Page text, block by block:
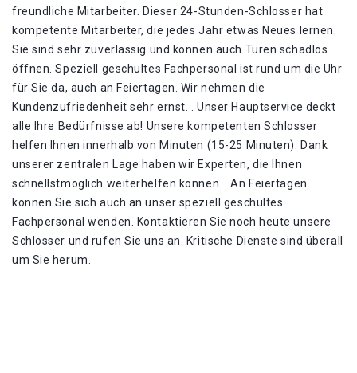
freundliche Mitarbeiter. Dieser 24-Stunden-Schlosser hat
kompetente Mitarbeiter, die jedes Jahr etwas Neues lernen.
Sie sind sehr zuverlässig und können auch Türen schadlos
öffnen. Speziell geschultes Fachpersonal ist rund um die Uhr
für Sie da, auch an Feiertagen. Wir nehmen die
Kundenzufriedenheit sehr ernst. . Unser Hauptservice deckt
alle Ihre Bedürfnisse ab! Unsere kompetenten Schlosser
helfen Ihnen innerhalb von Minuten (15-25 Minuten). Dank
unserer zentralen Lage haben wir Experten, die Ihnen
schnellstmöglich weiterhelfen können. . An Feiertagen
können Sie sich auch an unser speziell geschultes
Fachpersonal wenden. Kontaktieren Sie noch heute unsere
Schlosser und rufen Sie uns an. Kritische Dienste sind überall
um Sie herum.